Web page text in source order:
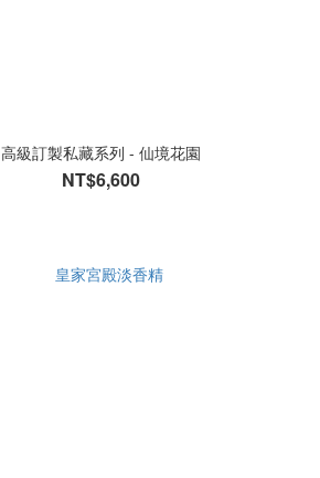
高級訂製私藏系列 - 仙境花園
NT$6,600